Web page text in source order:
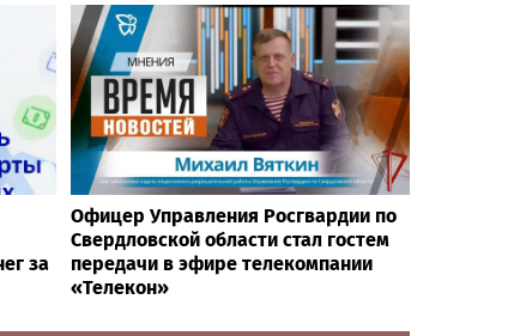
за
Офицер Управления Росгвардии по
Свердловской области стал гостем
передачи в эфире телекомпании
«Телекон»